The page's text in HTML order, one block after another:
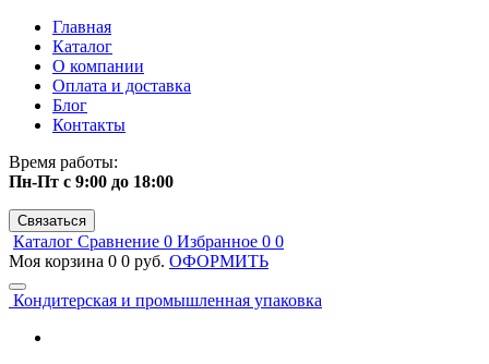
Главная
Каталог
О компании
Оплата и доставка
Блог
Контакты
Время работы:
Пн-Пт с 9:00 до 18:00
Связаться
Каталог Сравнение 0 Избранное 0 0
Моя корзина 0 0 руб. ОФОРМИТЬ
Кондитерская и промышленная упаковка